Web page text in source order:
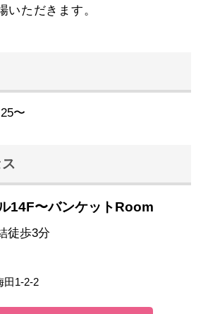
いただきます。
〜
14F〜バンケットRoom
徒歩3分
田1-2-2